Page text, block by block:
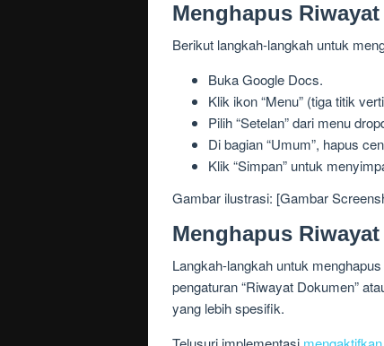
Menghapus
Berikut langkah-langkah untuk
Buka Google Docs.
Klik ikon “Menu” (tiga titik
Pilih “Setelan” dari menu
Di bagian “Umum”, hapus
Klik “Simpan” untuk
Gambar ilustrasi: [Gambar
Menghapus
Langkah-langkah untuk
pengaturan “Riwayat Dokumen”
yang lebih spesifik.